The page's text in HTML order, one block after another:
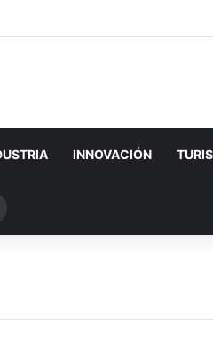
INNOVACIÓN